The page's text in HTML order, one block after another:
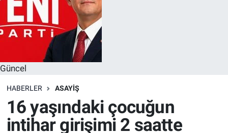
Güncel
HABERLER ASAYIŞ
16 yaşındaki çocuğun
intihar girişimi 2 saatte